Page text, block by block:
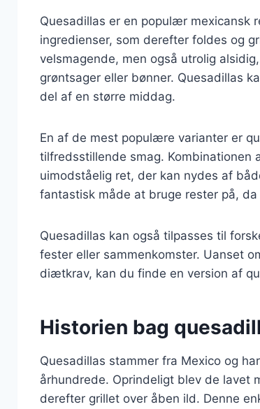
Quesadillas er en populær mexicansk
ingredienser, som derefter foldes og
velsmagende, men også utrolig
grøntsager eller bønner. Quesadillas
del af en større middag.
En af de mest populære varianter er
tilfredsstillende smag. Kombinationen
uimodståelig ret, der kan nydes af
fantastisk måde at bruge rester på,
Quesadillas kan også tilpasses til
fester eller sammenkomster. Uanset
diætkrav, kan du finde en version af
Historien bag
Quesadillas stammer fra Mexico og
århundrede. Oprindeligt blev de lavet
derefter grillet over åben ild. Denne